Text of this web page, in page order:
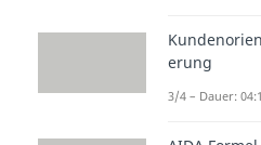
erung
3/4 – Dauer: